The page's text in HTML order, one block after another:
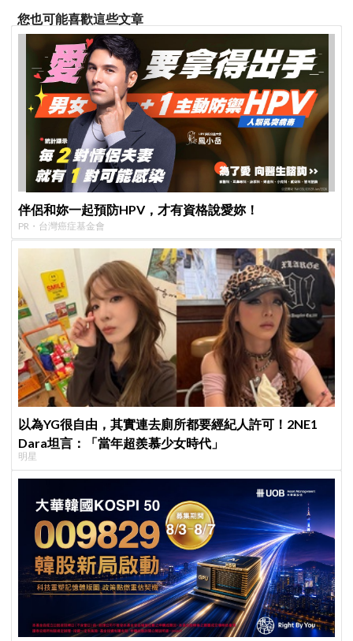
您也可能喜歡這些文章
伴侶和妳一起預防HPV，才有資格說愛妳！
PR・台灣癌症基金會
以為YG很自由，其實連去廁所都要經紀人許可！2NE1
Dara坦言：「當年超羨慕少女時代」
明星